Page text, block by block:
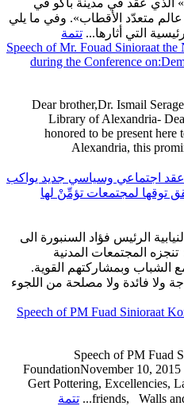
متعدّد الأقطاب». وفي ما يلي
التي أثارها... تتمة
Speech of Mr. Fouad Sinioraat
during the Conference
Dear brother,Dr. Ismail
Library of Alexandria-
honored to be present
Alexandria, this
عقد اجتماعي وسياسي جديد يواكب
توقها لمجتمعات تؤمِّنْ لها
الرئيس فؤاد السنبورة الى
المجتمعات المدنية
الشباب وبمشاركتهم القوية.
ولا فائدة ولا مصلحة من اللجوء
Speech of PM Fuad Sinioraat
Speech of PM Fuad
FoundationNovember 10,
Gert Pottering, Excellencies,
friends, Walls
تتمة